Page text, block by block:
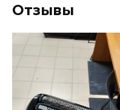
Отзывы